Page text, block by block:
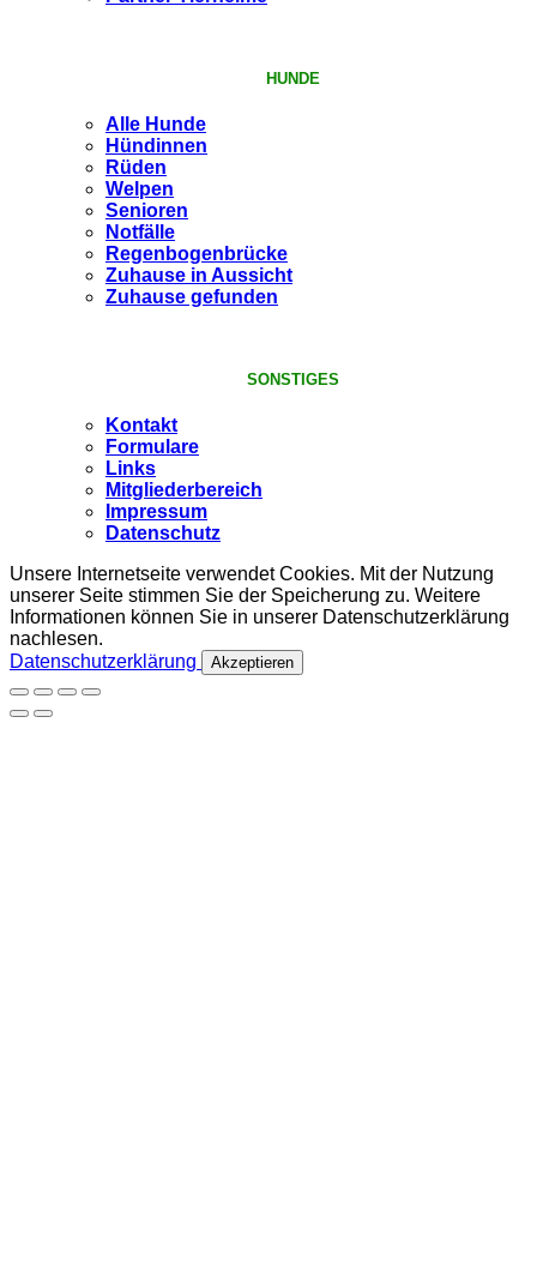
HUNDE
Alle Hunde
Hündinnen
Rüden
Welpen
Senioren
Notfälle
Regenbogenbrücke
Zuhause in Aussicht
Zuhause gefunden
SONSTIGES
Kontakt
Formulare
Links
Mitgliederbereich
Impressum
Datenschutz
Unsere Internetseite verwendet Cookies. Mit der Nutzung
unserer Seite stimmen Sie der Speicherung zu. Weitere
Informationen können Sie in unserer Datenschutzerklärung
nachlesen.
Datenschutzerklärung
Akzeptieren